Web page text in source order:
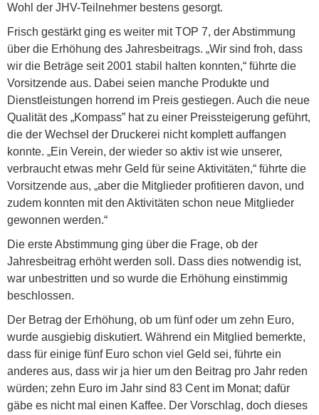
Wohl der JHV-Teilnehmer bestens gesorgt.
Frisch gestärkt ging es weiter mit TOP 7, der Abstimmung
über die Erhöhung des Jahresbeitrags. „Wir sind froh, dass
wir die Beträge seit 2001 stabil halten konnten,“ führte die
Vorsitzende aus. Dabei seien manche Produkte und
Dienstleistungen horrend im Preis gestiegen. Auch die neue
Qualität des „Kompass” hat zu einer Preissteigerung geführt,
die der Wechsel der Druckerei nicht komplett auffangen
konnte. „Ein Verein, der wieder so aktiv ist wie unserer,
verbraucht etwas mehr Geld für seine Aktivitäten,“ führte die
Vorsitzende aus, „aber die Mitglieder profitieren davon, und
zudem konnten mit den Aktivitäten schon neue Mitglieder
gewonnen werden.“
Die erste Abstimmung ging über die Frage, ob der
Jahresbeitrag erhöht werden soll. Dass dies notwendig ist,
war unbestritten und so wurde die Erhöhung einstimmig
beschlossen.
Der Betrag der Erhöhung, ob um fünf oder um zehn Euro,
wurde ausgiebig diskutiert. Während ein Mitglied bemerkte,
dass für einige fünf Euro schon viel Geld sei, führte ein
anderes aus, dass wir ja hier um den Beitrag pro Jahr reden
würden; zehn Euro im Jahr sind 83 Cent im Monat; dafür
gäbe es nicht mal einen Kaffee. Der Vorschlag, doch dieses